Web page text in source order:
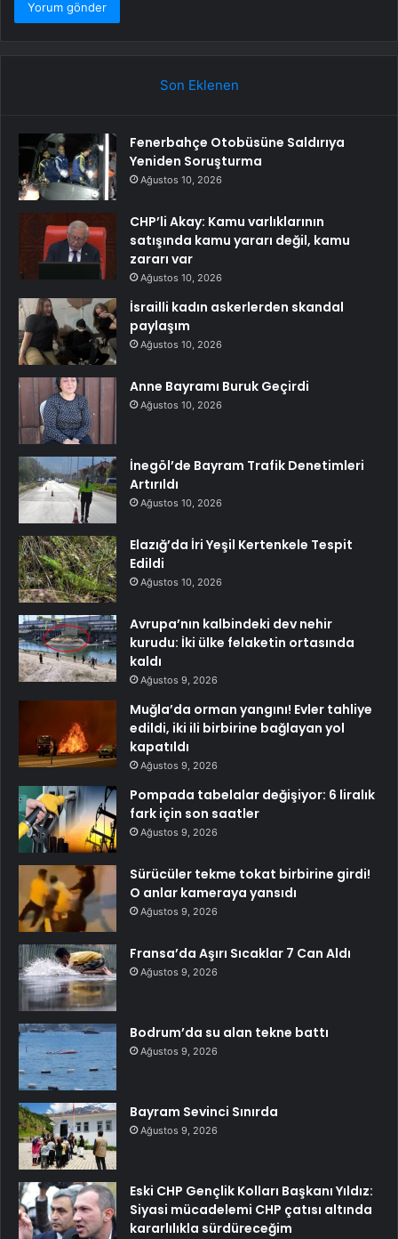
Son Eklenen
Fenerbahçe Otobüsüne Saldırıya
Yeniden Soruşturma
Ağustos 10, 2026
CHP’li Akay: Kamu varlıklarının
satışında kamu yararı değil, kamu
zararı var
Ağustos 10, 2026
İsrailli kadın askerlerden skandal
paylaşım
Ağustos 10, 2026
Anne Bayramı Buruk Geçirdi
Ağustos 10, 2026
İnegöl’de Bayram Trafik Denetimleri
Artırıldı
Ağustos 10, 2026
Elazığ’da İri Yeşil Kertenkele Tespit
Edildi
Ağustos 10, 2026
Avrupa’nın kalbindeki dev nehir
kurudu: İki ülke felaketin ortasında
kaldı
Ağustos 9, 2026
Muğla’da orman yangını! Evler tahliye
edildi, iki ili birbirine bağlayan yol
kapatıldı
Ağustos 9, 2026
Pompada tabelalar değişiyor: 6 liralık
fark için son saatler
Ağustos 9, 2026
Sürücüler tekme tokat birbirine girdi!
O anlar kameraya yansıdı
Ağustos 9, 2026
Fransa’da Aşırı Sıcaklar 7 Can Aldı
Ağustos 9, 2026
Bodrum’da su alan tekne battı
Ağustos 9, 2026
Bayram Sevinci Sınırda
Ağustos 9, 2026
Eski CHP Gençlik Kolları Başkanı Yıldız:
Siyasi mücadelemi CHP çatısı altında
kararlılıkla sürdüreceğim